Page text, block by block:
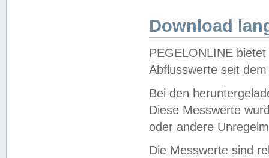
Download
PEGELONLINE
Abflusswerte seit
Bei den
Diese Messwerte
oder andere
Die Messwerte sind